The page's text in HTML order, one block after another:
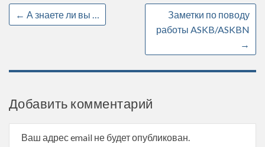
← А знаете ли вы …
Заметки по поводу
работы ASKB/ASKBN
→
Добавить комментарий
Ваш адрес email не будет опубликован.